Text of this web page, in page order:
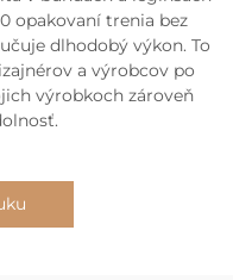
opakovaní trenia bez
dlhodobý výkon. To
a výrobcov po
výrobkoch zároveň